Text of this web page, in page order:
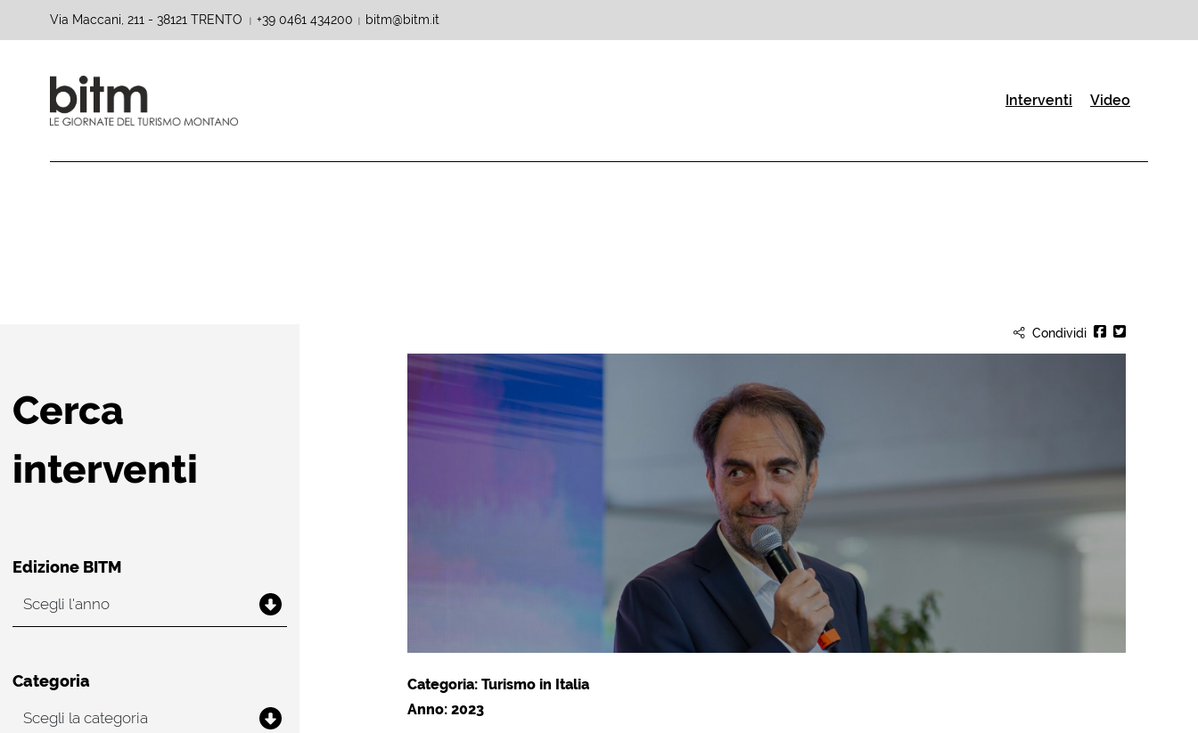
Via Maccani, 211 - 38121 TRENTO +39 0461 434200 bitm@bitm.it
Interventi (Pagina corrente)
Video
Cerca
interventi
Edizione BITM
Categoria
Condividi
Categoria: Turismo in Italia
Anno: 2023